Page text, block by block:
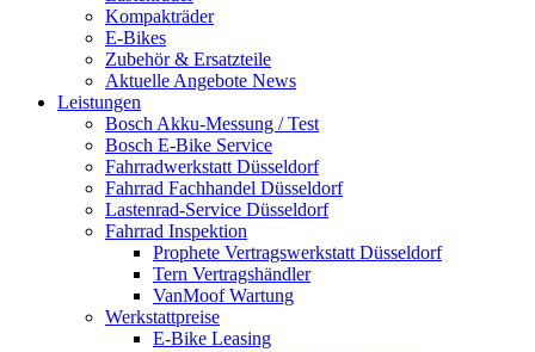
Kompakträder
E-Bikes
Zubehör & Ersatzteile
Aktuelle Angebote News
Leistungen
Bosch Akku-Messung / Test
Bosch E-Bike Service
Fahrradwerkstatt Düsseldorf
Fahrrad Fachhandel Düsseldorf
Lastenrad-Service Düsseldorf
Fahrrad Inspektion
Prophete Vertragswerkstatt Düsseldorf
Tern Vertragshändler
VanMoof Wartung
Werkstattpreise
E-Bike Leasing